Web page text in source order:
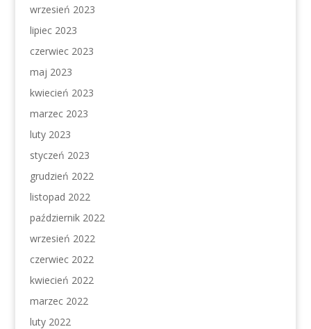
wrzesień 2023
lipiec 2023
czerwiec 2023
maj 2023
kwiecień 2023
marzec 2023
luty 2023
styczeń 2023
grudzień 2022
listopad 2022
październik 2022
wrzesień 2022
czerwiec 2022
kwiecień 2022
marzec 2022
luty 2022